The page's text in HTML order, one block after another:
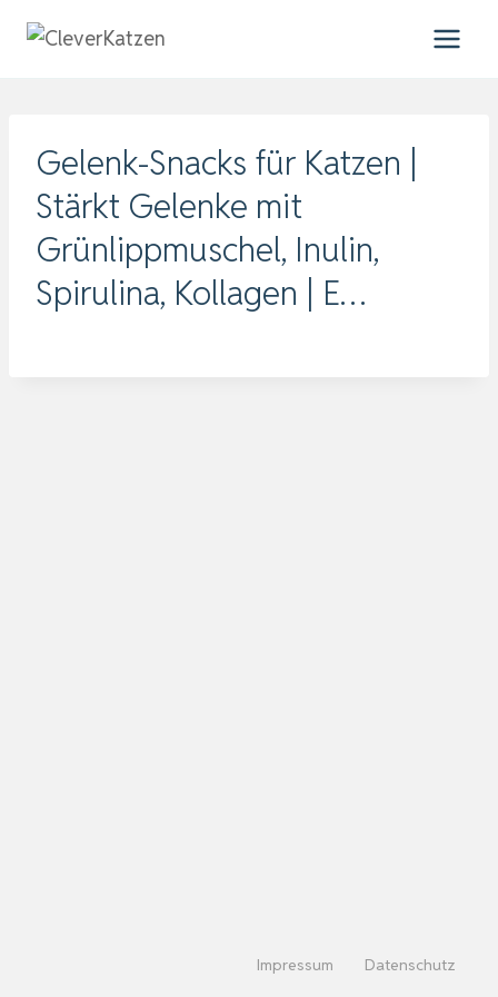
Inhalt
Gelenk-Snacks für Katzen |
Stärkt Gelenke mit
Grünlippmuschel, Inulin,
Spirulina, Kollagen | E…
Impressum Datenschutz